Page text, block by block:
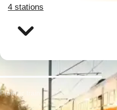
4 stations
Premier train: